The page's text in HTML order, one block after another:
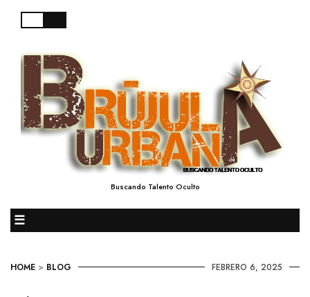
Buscando Talento Oculto
☰
HOME > BLOG FEBRERO 6, 2025